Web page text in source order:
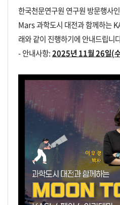
한국천문연구원 연구원 방문행
Mars 과학도시 대전과 함께하는
래와 같이 진행하기에 안내드립니
- 안내사항:2025년 11월 26일(